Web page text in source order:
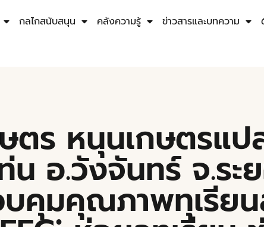
กลไกสนับสนุน คลังความรู้ ข่าวสารและบทความ
ตร หนุนเกษตรแ
น อ.วังจันทร์ จ.ระ
บคุมคุณภาพทุเรีย